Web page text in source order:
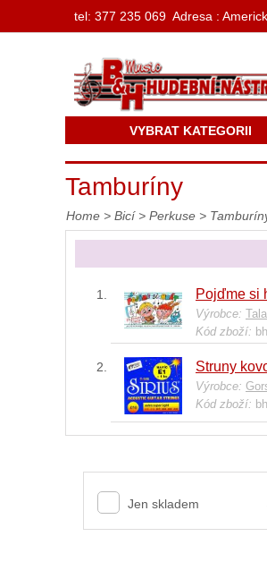
Tamburíny
Home > Bicí> Perkuse >
Pojďme si
Výrobce:
Kód zboží:
Struny
Výrobce:
Kód zboží:
Jen skladem
VYBRAT KATEGORII
tel: 377 235 069 Adresa :